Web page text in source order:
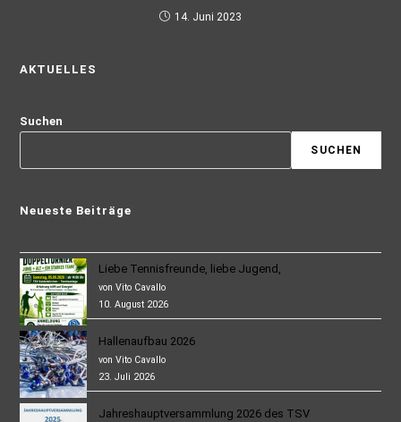
14. Juni 2023
AKTUELLES
Suchen
SUCHEN
Neueste Beiträge
Liebe Tennisfreunde, liebe Jugend,
von Vito Cavallo
10. August 2026
Hallenaufbau 2026
von Vito Cavallo
23. Juli 2026
Jahreshauptversammlung 2026 des TSV